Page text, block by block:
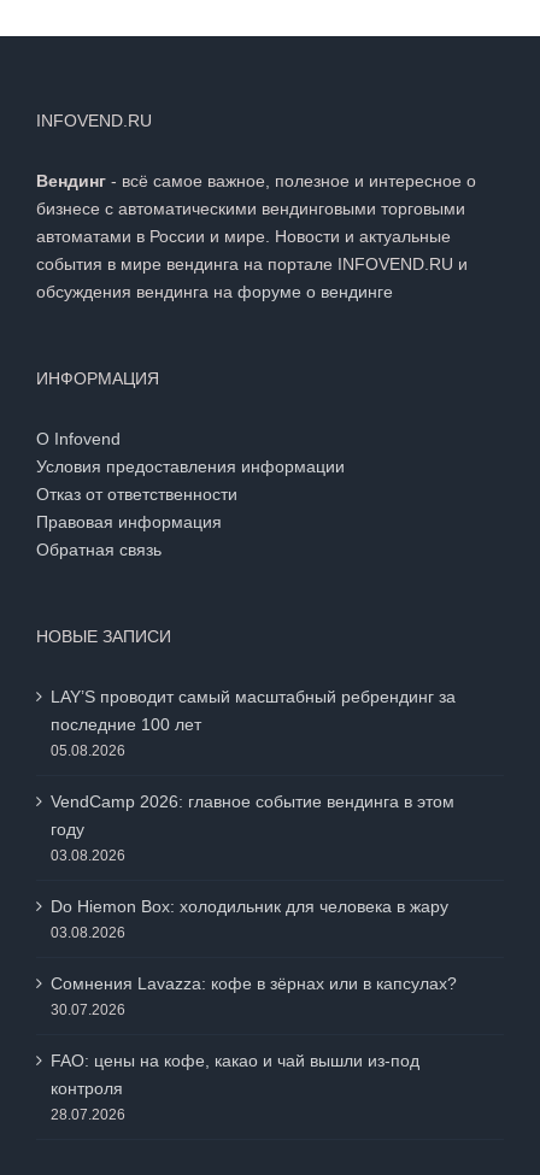
INFOVEND.RU
Вендинг - всё самое важное, полезное и интересное о
бизнесе с автоматическими вендинговыми торговыми
автоматами в России и мире. Новости и актуальные
события в мире вендинга на портале INFOVEND.RU и
обсуждения вендинга на форуме о вендинге
ИНФОРМАЦИЯ
О Infovend
Условия предоставления информации
Отказ от ответственности
Правовая информация
Обратная связь
НОВЫЕ ЗАПИСИ
LAY’S проводит самый масштабный ребрендинг за
последние 100 лет
05.08.2026
VendCamp 2026: главное событие вендинга в этом
году
03.08.2026
Do Hiemon Box: холодильник для человека в жару
03.08.2026
Сомнения Lavazza: кофе в зёрнах или в капсулах?
30.07.2026
FAO: цены на кофе, какао и чай вышли из-под
контроля
28.07.2026